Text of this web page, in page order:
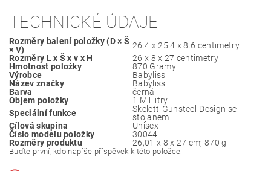
TECHNICKÉ ÚDAJE
Rozměry balení položky (D × Š
× V)
‎26.4 x 25.4 x 8.6 centimetry
Rozměry L x Š x v x H
‎26 x 8 x 27 centimetry
Hmotnost položky
‎870 Gramy
Výrobce
‎Babyliss
Název značky
‎Babyliss
Barva
‎černá
Objem položky
‎1 Mililitry
Speciální funkce
‎Skelett-Gunsteel-Design se
stojanem
Cílová skupina
‎Unisex
Číslo modelu položky
‎30044
Rozměry produktu
‎26,01 x 8 x 27 cm; 870 g
Buďte první, kdo napíše příspěvek k této položce.